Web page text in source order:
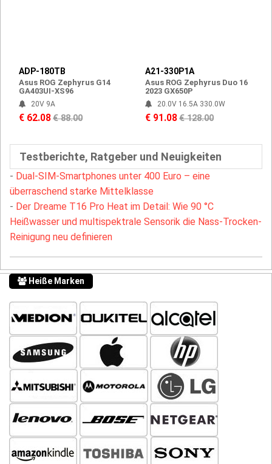
ADP-180TB
Asus ROG Zephyrus G14
GA403UI-XS96
20V 9A
€ 62.08€ 88.00
A21-330P1A
Asus ROG Zephyrus Duo 16
2023 GX650P
20.0V 16.5A 330.0W
€ 91.08€ 128.00
Testberichte, Ratgeber und Neuigkeiten
- Dual-SIM-Smartphones unter 400 Euro – eine
überraschend starke Mittelklasse
- Der Dreame T16 Pro Heat im Detail: Wie 90 °C
Heißwasser und multispektrale Sensorik die Nass-Trocken-
Reinigung neu definieren
Heiße Marken